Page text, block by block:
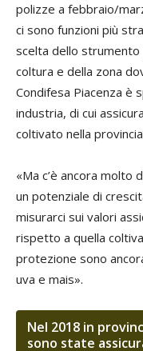
polizze a febbraio/
ci sono funzioni più
scelta dello
coltura e della zona
Condifesa Piacenza è
industria, di cui
coltivato nella
«Ma c’è ancora molto
un potenziale di
misurarci sui valori
rispetto a quella
protezione sono
uva e mais».
Nel 2018 in
sono state